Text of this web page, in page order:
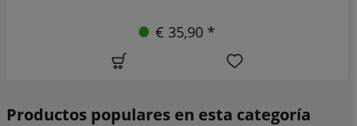
€ 35,90 *
Productos populares en esta categoría